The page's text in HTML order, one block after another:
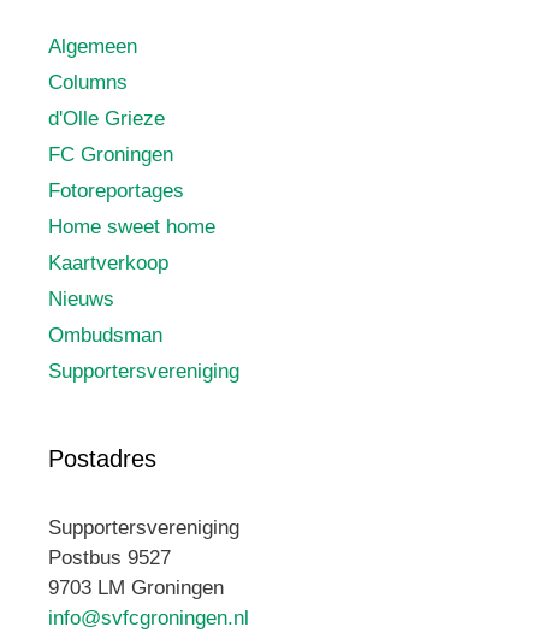
Algemeen
Columns
d'Olle Grieze
FC Groningen
Fotoreportages
Home sweet home
Kaartverkoop
Nieuws
Ombudsman
Supportersvereniging
Postadres
Supportersvereniging
Postbus 9527
9703 LM Groningen
info@svfcgroningen.nl